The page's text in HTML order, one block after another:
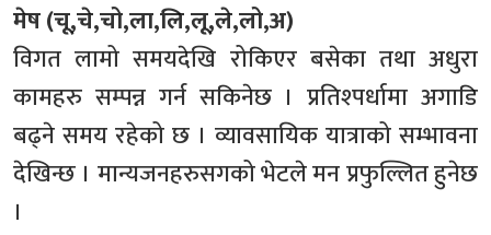
मेष (चू,चे,चो,ला,लि,लू,ले,लो,अ)
विगत लामो समयदेखि रोकिएर बसेका तथा अधुरा
कामहरु सम्पन्न गर्न सकिनेछ । प्रतिश्पर्धामा अगाडि
बढ्ने समय रहेको छ । व्यावसायिक यात्राको सम्भावना
देखिन्छ । मान्यजनहरुसगको भेटले मन प्रफुल्लित हुनेछ
।